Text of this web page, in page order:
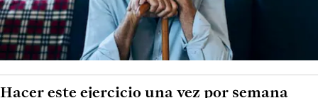
Hacer este ejercicio una vez por semana